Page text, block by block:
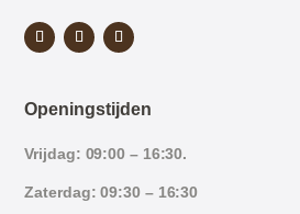
Openingstijden
Vrijdag: 09:00 – 16:30.
Zaterdag: 09:30 – 16:30